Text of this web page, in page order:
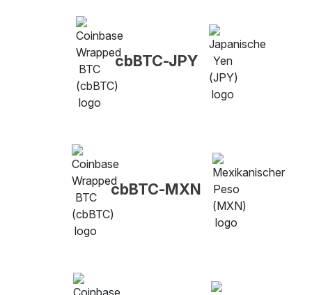
cbBTC-JPY
cbBTC-MXN